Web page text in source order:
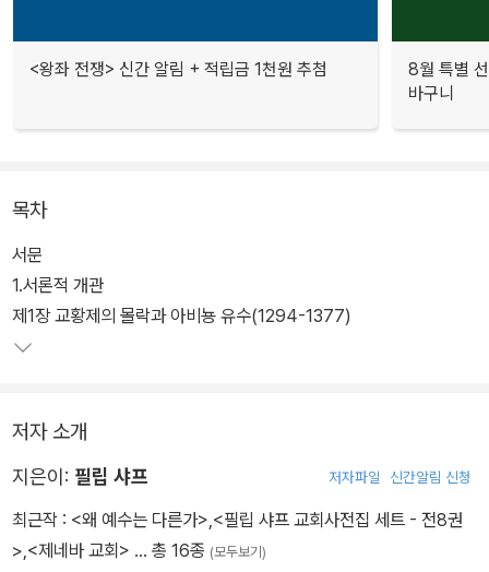
<왕좌 전쟁> 신간 알림 + 적립금 1천원 추첨
8월 특별
바구니
목차
서문
1.서론적 개관
제1장 교황제의 몰락과 아비뇽 유수(1294-1377)
저자 소개
지은이: 필립 샤프 저자파일 신간알림 신청
최근작 : <왜 예수는 다른가>,<필립 샤프 교회사전집 세트 - 전8권
>,<제네바 교회> … 총 16종 (모두보기)